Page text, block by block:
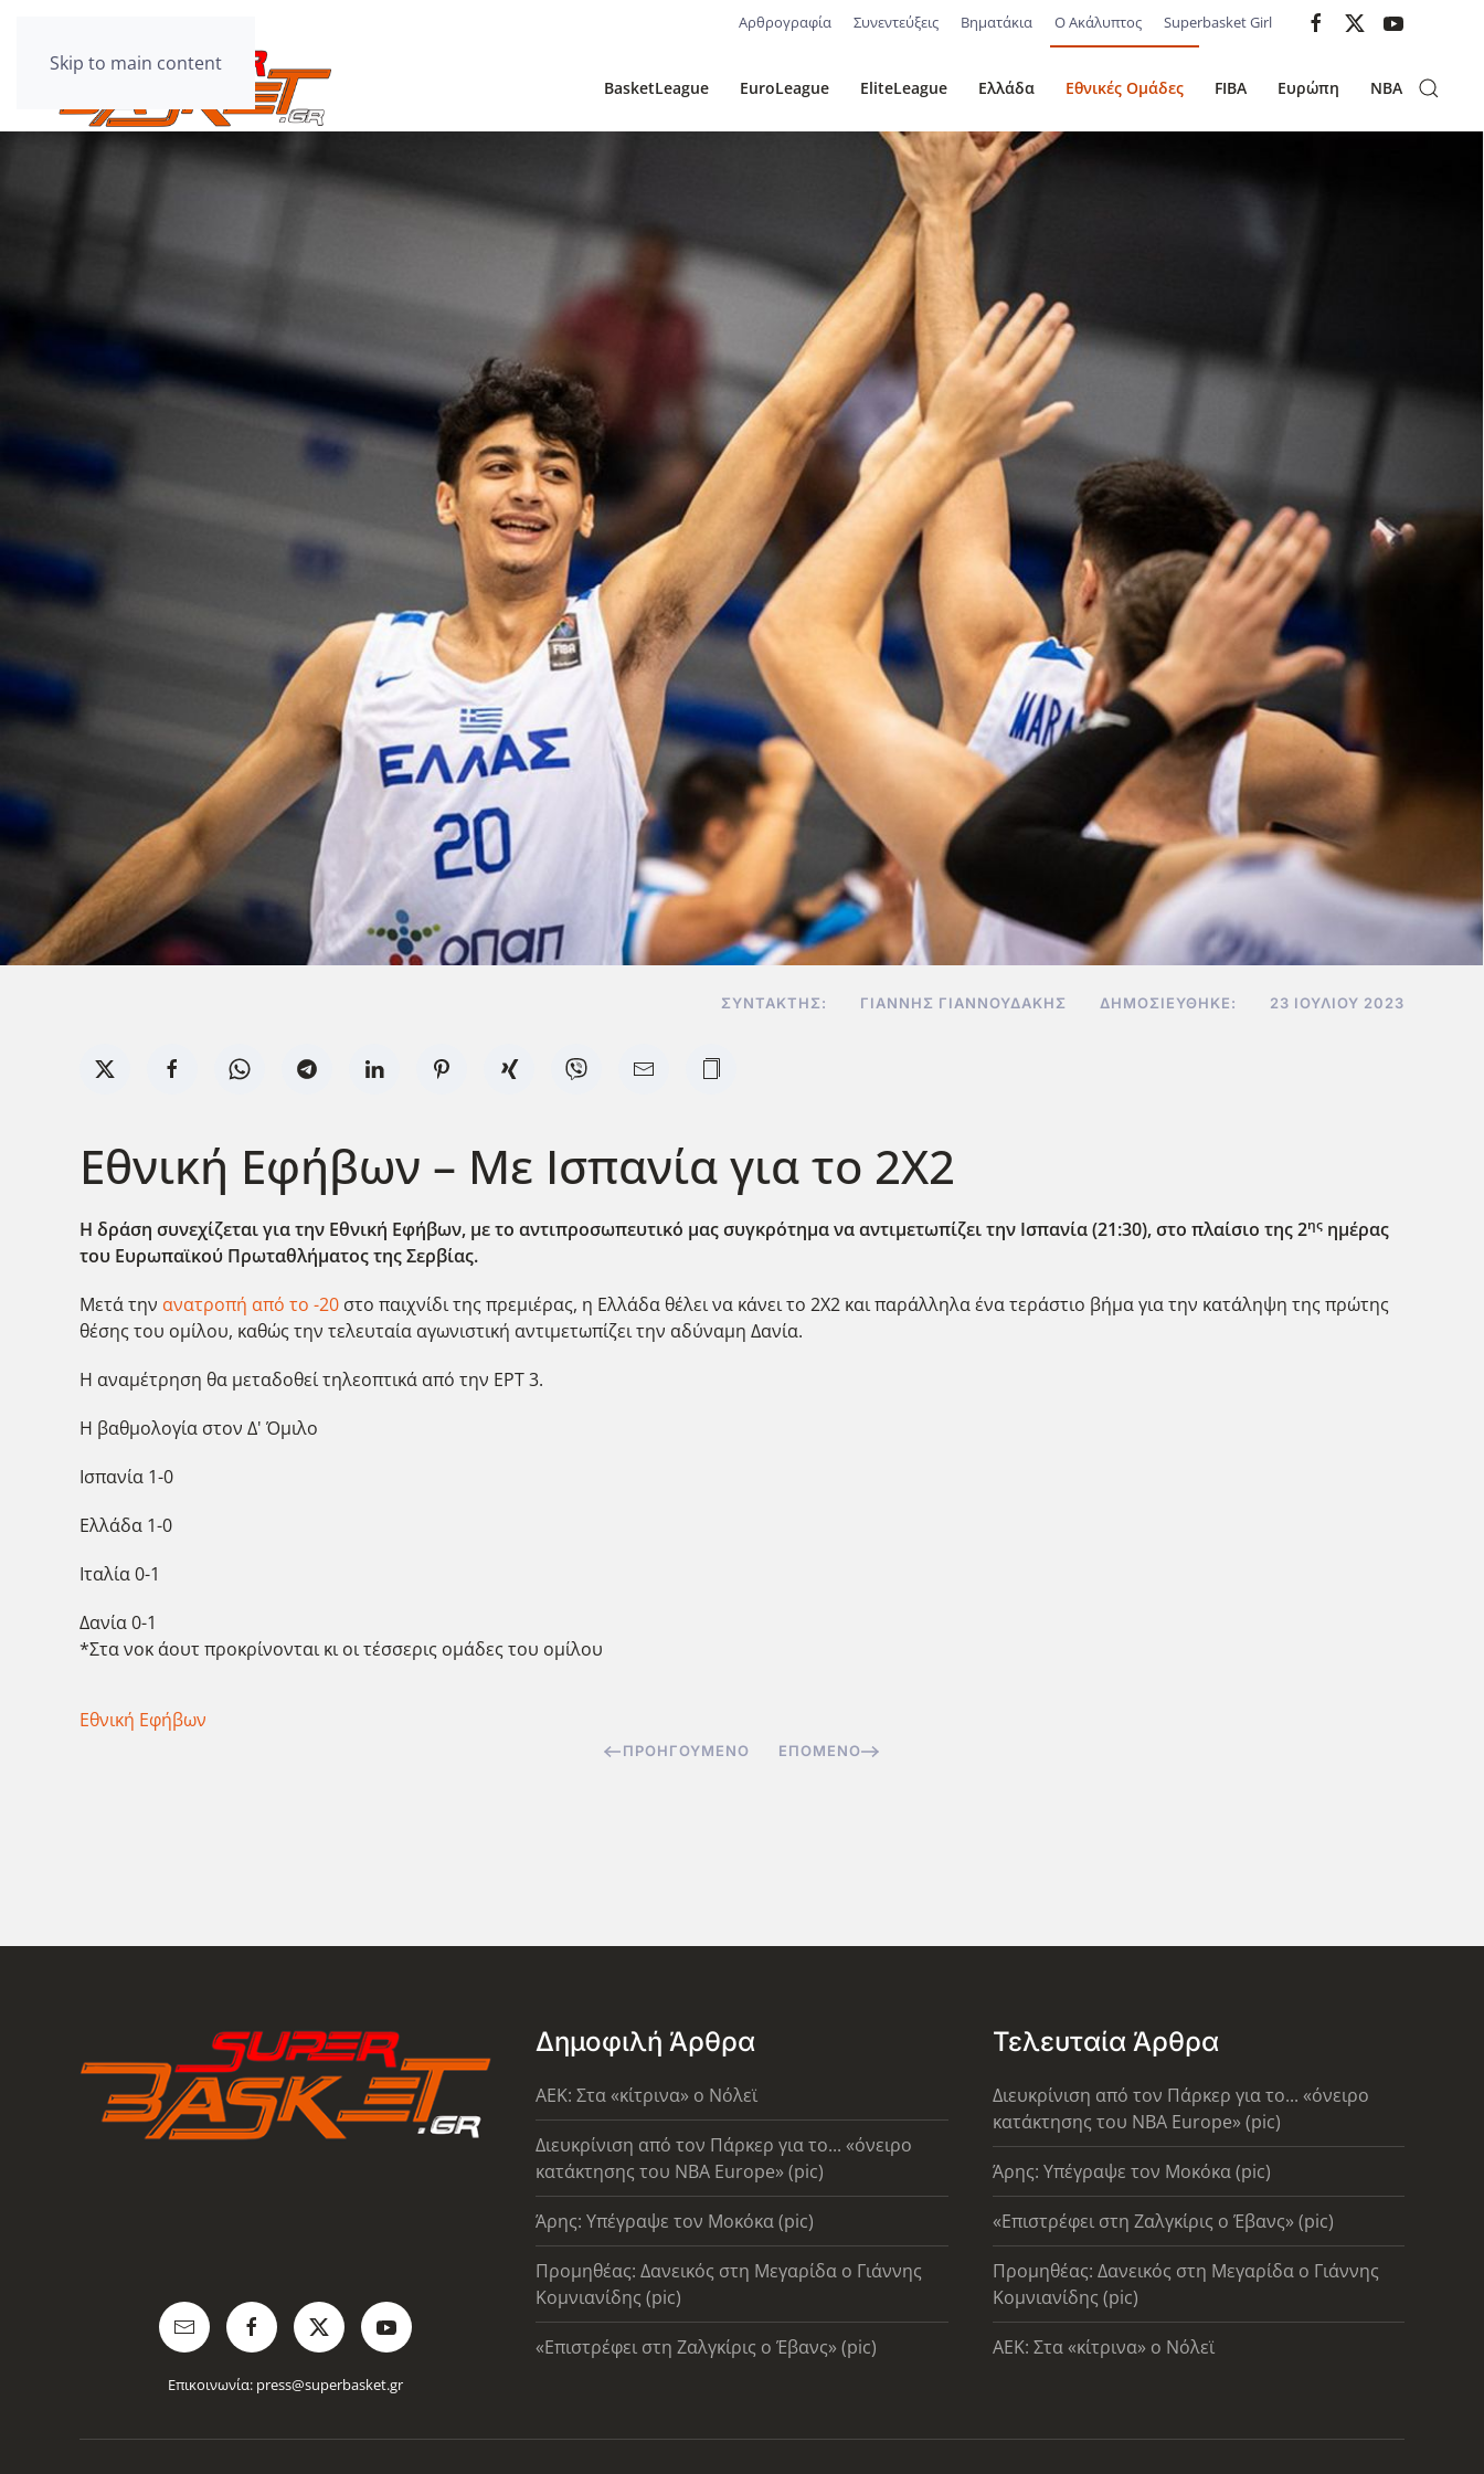
Skip to main content
Αρθρογραφία Συνεντεύξεις Βηματάκια Ο Ακάλυπτος Superbasket Girl
BasketLeague EuroLeague EliteLeague Ελλάδα Εθνικές Ομάδες FIBA Ευρώπη NBA
ΣΥΝΤΆΚΤΗΣ: ΓΙΆΝΝΗΣ ΓΙΑΝΝΟΥΔΆΚΗΣ ΔΗΜΟΣΙΕΎΘΗΚΕ: 23 ΙΟΥΛΊΟΥ 2023
Εθνική Εφήβων – Με Ισπανία για το 2Χ2
Η δράση συνεχίζεται για την Εθνική Εφήβων, με το αντιπροσωπευτικό μας συγκρότημα να αντιμετωπίζει την Ισπανία (21:30), στο πλαίσιο της 2ης ημέρας
του Ευρωπαϊκού Πρωταθλήματος της Σερβίας.
Μετά την ανατροπή από το -20 στο παιχνίδι της πρεμιέρας, η Ελλάδα θέλει να κάνει το 2Χ2 και παράλληλα ένα τεράστιο βήμα για την κατάληψη της πρώτης
θέσης του ομίλου, καθώς την τελευταία αγωνιστική αντιμετωπίζει την αδύναμη Δανία.
Η αναμέτρηση θα μεταδοθεί τηλεοπτικά από την ΕΡΤ 3.
Η βαθμολογία στον Δ' Όμιλο
Ισπανία 1-0
Ελλάδα 1-0
Ιταλία 0-1
Δανία 0-1
*Στα νοκ άουτ προκρίνονται κι οι τέσσερις ομάδες του ομίλου
Εθνική Εφήβων
ΠΡΟΗΓΟΎΜΕΝΟ ΕΠΌΜΕΝΟ
Επικοινωνία: press@superbasket.gr
Δημοφιλή Άρθρα
AEK: Στα «κίτρινα» ο Νόλεϊ
Διευκρίνιση από τον Πάρκερ για το... «όνειρο
κατάκτησης του ΝΒΑ Europe» (pic)
Άρης: Υπέγραψε τον Μοκόκα (pic)
Προμηθέας: Δανεικός στη Μεγαρίδα ο Γιάννης
Κομνιανίδης (pic)
«Επιστρέφει στη Ζαλγκίρις ο Έβανς» (pic)
Τελευταία Άρθρα
Διευκρίνιση από τον Πάρκερ για το... «όνειρο
κατάκτησης του ΝΒΑ Europe» (pic)
Άρης: Υπέγραψε τον Μοκόκα (pic)
«Επιστρέφει στη Ζαλγκίρις ο Έβανς» (pic)
Προμηθέας: Δανεικός στη Μεγαρίδα ο Γιάννης
Κομνιανίδης (pic)
AEK: Στα «κίτρινα» ο Νόλεϊ